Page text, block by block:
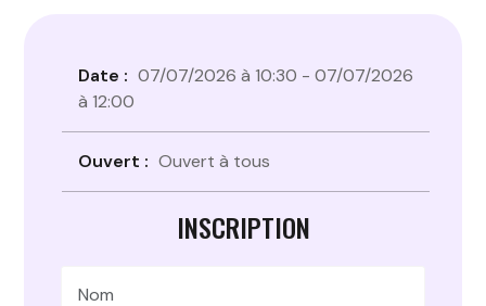
Date : 07/07/2026 à 10:30 - 07/07/2026
à 12:00
Ouvert : Ouvert à tous
INSCRIPTION